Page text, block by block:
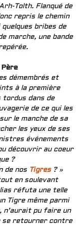
Tolth. Flanqué de
repris le chemin
bribes de
marche, une bande
Père
démembrés et
à la première
tordus dans de
de ce qui les
le manche de sa
les yeux de ses
événements
découvrir au coeur
?
de nos Tigres? »
en soulevant
réfuta une telle
Tigre même parmi
n’aurait pu faire un
se retourner contre